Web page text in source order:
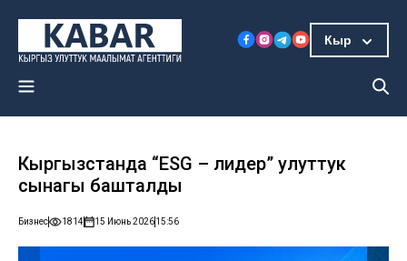
Кыр
Кыргызстанда “ESG – лидер” улуттук
сынагы башталды
Бизнес 1814 15 Июнь 202615:56